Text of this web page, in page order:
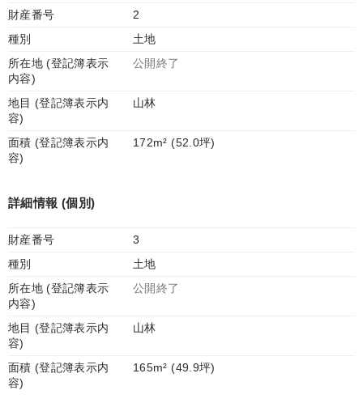
財産番号
2
種別
土地
所在地 (登記簿表示
内容)
公開終了
地目 (登記簿表示内
容)
山林
面積 (登記簿表示内
容)
172m² (52.0坪)
詳細情報 (個別)
財産番号
3
種別
土地
所在地 (登記簿表示
内容)
公開終了
地目 (登記簿表示内
容)
山林
面積 (登記簿表示内
容)
165m² (49.9坪)